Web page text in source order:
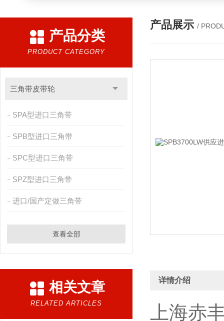
产品分类
PRODUCT CATEGORY
三角带皮带轮
SPA型进口三角带
SPB型进口三角带
SPC型进口三角带
SPZ型进口三角带
进口/国产定做三角带
查看全部
相关文章
RELATED ARTICLES
产品展示 /
详情介绍
上海赤